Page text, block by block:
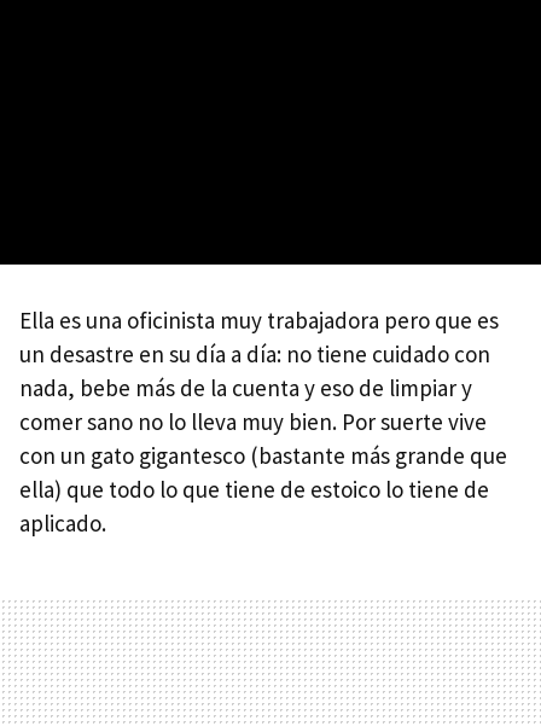
Ella es una oficinista muy trabajadora pero que es
un desastre en su día a día: no tiene cuidado con
nada, bebe más de la cuenta y eso de limpiar y
comer sano no lo lleva muy bien. Por suerte vive
con un gato gigantesco (bastante más grande que
ella) que todo lo que tiene de estoico lo tiene de
aplicado.